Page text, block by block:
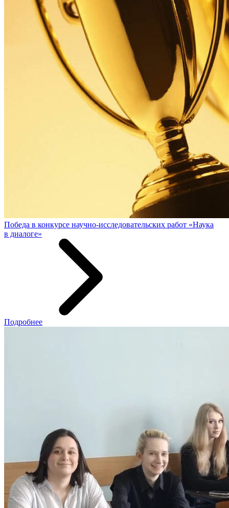
Победа в конкурсе научно-исследовательских работ «Наука
в диалоге»
Подробнее